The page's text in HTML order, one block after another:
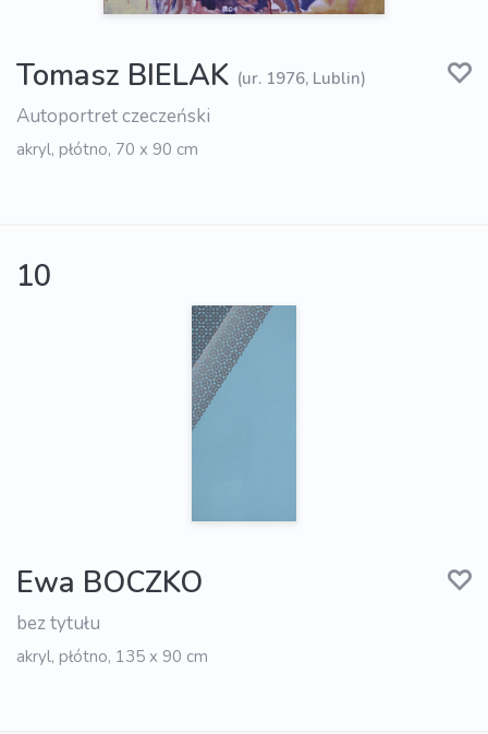
Tomasz BIELAK (ur. 1976, Lublin)
Autoportret czeczeński
akryl, płótno, 70 x 90 cm
10
Ewa BOCZKO
bez tytułu
akryl, płótno, 135 x 90 cm